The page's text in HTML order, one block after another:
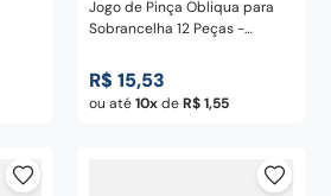
Jogo de Pinça Obliqua para
Sobrancelha 12 Peças -
R$ 15,53
ou até10 deR$ 1,55